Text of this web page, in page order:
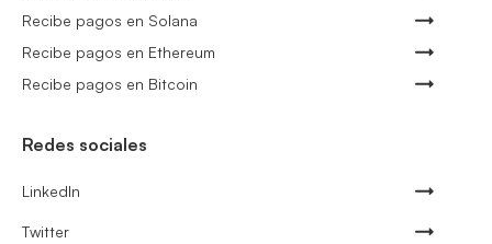
Recibe pagos en Solana
Recibe pagos en Ethereum
Recibe pagos en Bitcoin
Redes sociales
LinkedIn
Twitter